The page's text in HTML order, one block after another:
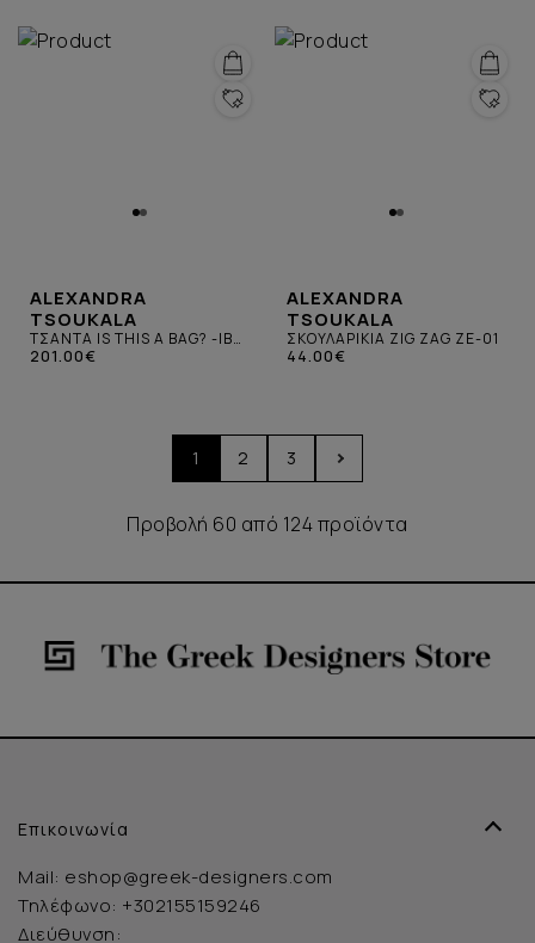
ALEXANDRA
TSOUKALA
ΤΣΑΝΤΑ IS THIS A BAG? -IB-
ΧΑΚΙ
201.00€
ALEXANDRA
TSOUKALA
ΣΚΟΥΛΑΡΙΚΙΑ ZIG ZAG ZE-01
44.00€
1 2 3
Προβολή 60 από 124 προϊόντα
Επικοινωνία
Mail: eshop@greek-designers.com
Τηλέφωνο: +302155159246
Διεύθυνση: